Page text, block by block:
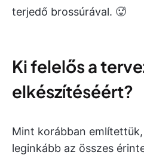
terjedő brossúrával. 🥵
Ki felelős a
elkészítéséért?
Mint korábban
leginkább az összes